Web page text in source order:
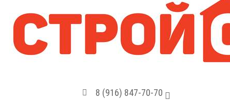
8 (916) 847-70-70